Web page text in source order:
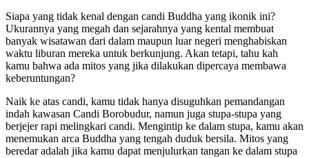
Siapa yang tidak kenal dengan candi Buddha yang ikonik ini?
Ukurannya yang megah dan sejarahnya yang kental membuat
banyak wisatawan dari dalam maupun luar negeri menghabiskan
waktu liburan mereka untuk berkunjung. Akan tetapi, tahu kah
kamu bahwa ada mitos yang jika dilakukan dipercaya membawa
keberuntungan?
Naik ke atas candi, kamu tidak hanya disuguhkan pemandangan
indah kawasan Candi Borobudur, namun juga stupa-stupa yang
berjejer rapi melingkari candi. Mengintip ke dalam stupa, kamu akan
menemukan arca Buddha yang tengah duduk bersila. Mitos yang
beredar adalah jika kamu dapat menjulurkan tangan ke dalam stupa